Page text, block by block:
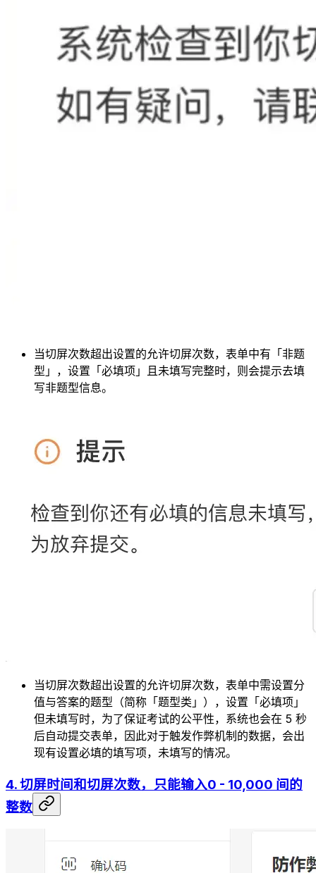
当切屏次数超出设置的允许切屏次数，表单中有「非题
型」，设置「必填项」且未填写完整时，则会提示去填
写非题型信息。
当切屏次数超出设置的允许切屏次数，表单中需设置分
值与答案的题型（简称「题型类」），设置「必填项」
但未填写时，为了保证考试的公平性，系统也会在 5 秒
后自动提交表单，因此对于触发作弊机制的数据，会出
现有设置必填的填写项，未填写的情况。
4. 切屏时间和切屏次数，只能输入0 - 10,000 间的
整数